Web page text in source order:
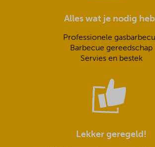
Alles wat je nodig
Professionele
Barbecue gereedschap
Servies en bestek
Lekker geregeld!